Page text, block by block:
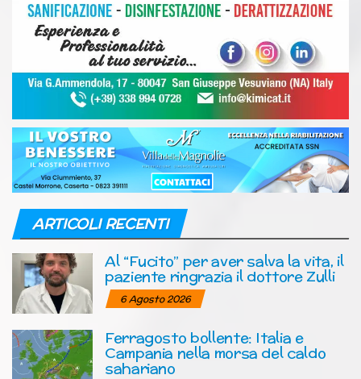
ARTICOLI RECENTI
Al “Fucito” per aver salva la vita, il
paziente ringrazia il dottore Zulli
6 Agosto 2026
Ferragosto bollente: Italia e
Campania nella morsa del caldo
sahariano